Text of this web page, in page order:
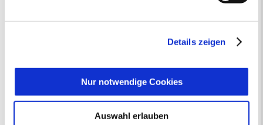
getroffene Auswahl der gewünschten Cookies kann
jederzeit mit Wirkung für die Zukunft angepasst oder
Details zeigen
Auswahl erlauben
Nur notwendige Cookies
Auszeichnung mit Tags
Hinweise auf neu sich öffnende Fenster oder